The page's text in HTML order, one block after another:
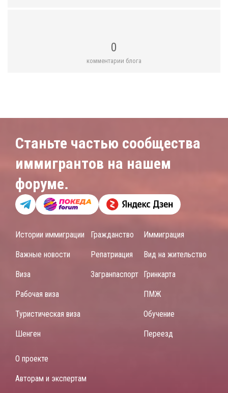
0
комментарии блога
Станьте частью сообщества
иммигрантов на нашем
форуме.
Истории иммиграции
Важные новости
Виза
Рабочая виза
Туристическая виза
Шенген
Гражданство
Репатриация
Загранпаспорт
Иммиграция
Вид на жительство
Гринкарта
ПМЖ
Обучение
Переезд
О проекте
Авторам и экспертам